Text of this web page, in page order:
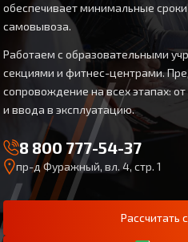
обеспечивает минимальные
самовывоза.
Работаем с образовательными
секциями и фитнес-центрами.
сопровождение на всех этапах:
и ввода в эксплуатацию.
8 800 777-54-37
пр-д Фуражный, вл. 4, стр. 1
Рассчитать